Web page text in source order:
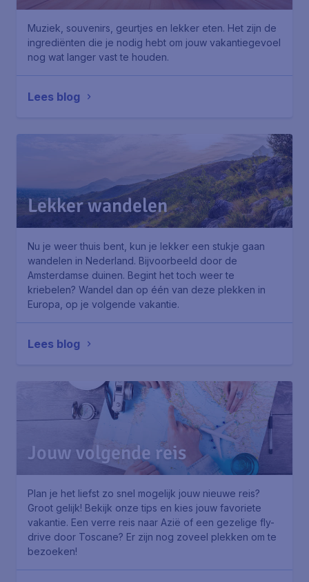
Muziek, souvenirs, geurtjes en lekker eten. Het zijn de
ingrediënten die je nodig hebt om jouw vakantiegevoel
nog wat langer vast te houden.
Lees blog
Lekker wandelen
Nu je weer thuis bent, kun je lekker een stukje gaan
wandelen in Nederland. Bijvoorbeeld door de
Amsterdamse duinen. Begint het toch weer te
kriebelen? Wandel dan op één van deze plekken in
Europa, op je volgende vakantie.
Lees blog
Jouw volgende reis
Plan je het liefst zo snel mogelijk jouw nieuwe reis?
Groot gelijk! Bekijk onze tips en kies jouw favoriete
vakantie. Een verre reis naar Azië of een gezelige fly-
drive door Toscane? Er zijn nog zoveel plekken om te
bezoeken!